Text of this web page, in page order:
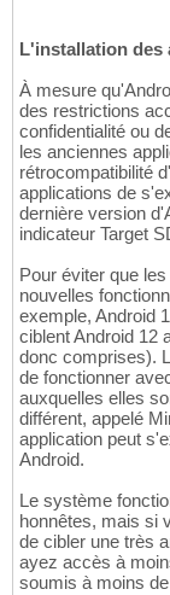
L'installation des
À mesure
des restrictions
confidentialité ou
les anciennes
rétrocompatibilité
applications de
dernière version
indicateur Target
Pour éviter que
nouvelles
exemple, Android
ciblent Android 12
donc comprises).
de fonctionner
auxquelles elles
différent, appelé
application peut
Android.
Le système
honnêtes, mais si
de cibler une très
ayez accès à
soumis à moins